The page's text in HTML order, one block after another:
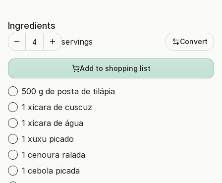
Ingredients
servings Convert
Add to shopping list
500 g de posta de tilápia
1 xícara de cuscuz
1 xícara de água
1 xuxu picado
1 cenoura ralada
1 cebola picada